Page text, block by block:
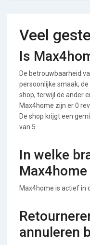
Veel
Is
De betrouwbaarheid
persoonlijke smaak,
shop, terwijl de ander
Max4home zijn er 0
De shop krijgt een
van 5.
In welke
Max4home is actief in
annuleren